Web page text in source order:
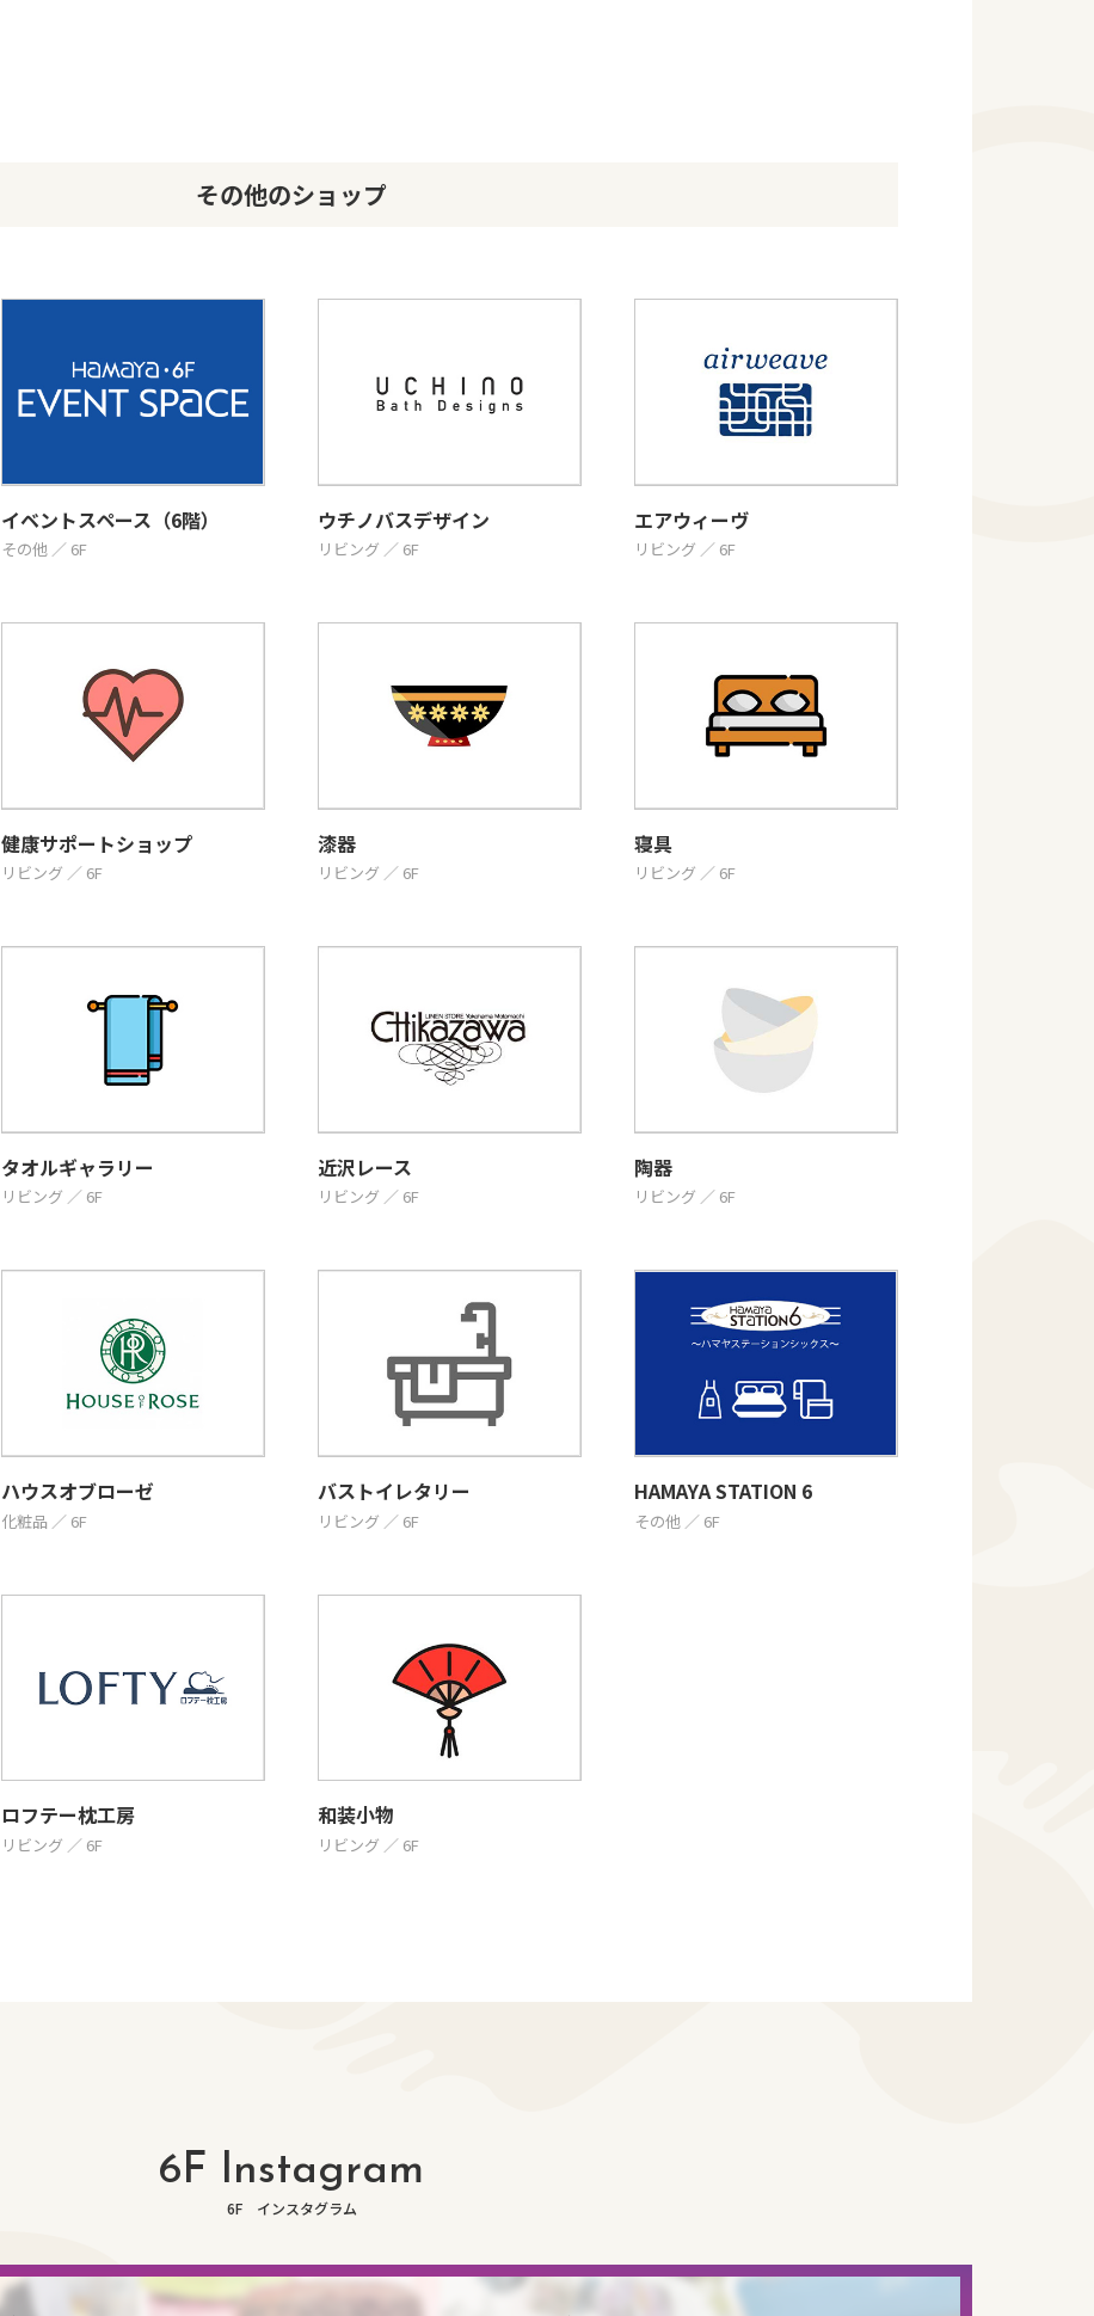
その他のショップ
イベントスペース（6階）
その他 ／ 6F
ウチノバスデザイン
リビング ／ 6F
エアウィーヴ
リビング ／ 6F
健康サポートショップ
リビング ／ 6F
漆器
リビング ／ 6F
寝具
リビング ／ 6F
タオルギャラリー
リビング ／ 6F
近沢レース
リビング ／ 6F
陶器
リビング ／ 6F
ハウスオブローゼ
化粧品 ／ 6F
バストイレタリー
リビング ／ 6F
HAMAYA STATION 6
その他 ／ 6F
ロフテー枕工房
リビング ／ 6F
和装小物
リビング ／ 6F
6F Instagram
6F インスタグラム